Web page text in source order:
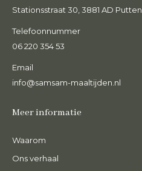
Stationsstraat 30, 3881 AD Putten
Telefoonnummer
06 220 354 53
Email
info@samsam-maaltijden.nl
Meer informatie
Waarom
Ons verhaal